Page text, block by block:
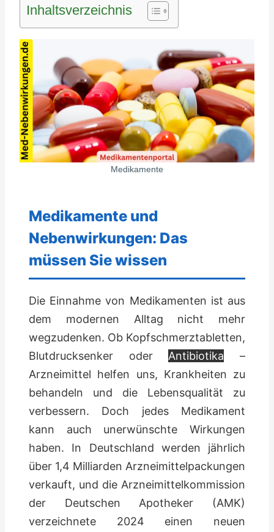
Inhaltsverzeichnis
Medikamente
Medikamente und
Nebenwirkungen: Das
müssen Sie wissen
Die Einnahme von Medikamenten ist aus
dem modernen Alltag nicht mehr
wegzudenken. Ob Kopfschmerztabletten,
Blutdrucksenker oder Antibiotika –
Arzneimittel helfen uns, Krankheiten zu
behandeln und die Lebensqualität zu
verbessern. Doch jedes Medikament
kann auch unerwünschte Wirkungen
haben. In Deutschland werden jährlich
über 1,4 Milliarden Arzneimittelpackungen
verkauft, und die Arzneimittelkommission
der Deutschen Apotheker (AMK)
verzeichnete 2024 einen neuen